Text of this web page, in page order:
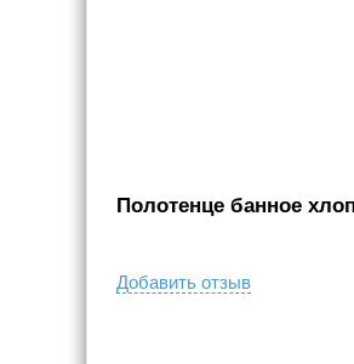
Полотенце банное
Добавить отзыв